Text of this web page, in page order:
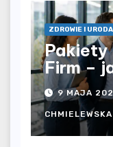
ZDROWIE I URODA
Pakiety
Firm –
opieka
9 MAJA
CHMIELEWSKA